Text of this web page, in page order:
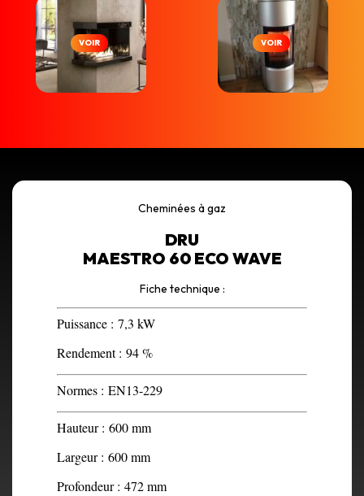
VOIR VOIR
Cheminées à gaz
DRU
MAESTRO 60 ECO WAVE
Fiche technique :
Puissance : 7,3 kW
Rendement : 94 %
Normes : EN13-229
Hauteur : 600 mm
Largeur : 600 mm
Profondeur : 472 mm